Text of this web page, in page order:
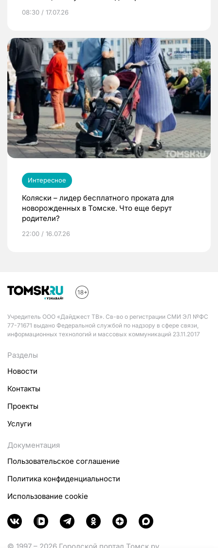
08:30 / 17.07.26
Интересное
Коляски – лидер бесплатного проката для
новорожденных в Томске. Что еще берут
родители?
22:00 / 16.07.26
Учредитель ООО «Дайджест ТВ». Св-во о регистрации СМИ ЭЛ №ФС
77-71671 выдано Федеральной службой по надзору в сфере связи,
информационных технологий и массовых коммуникаций 23.11.2017
Разделы
Новости
Контакты
Проекты
Услуги
Документация
Пользовательское соглашение
Политика конфиденциальности
Использование cookie